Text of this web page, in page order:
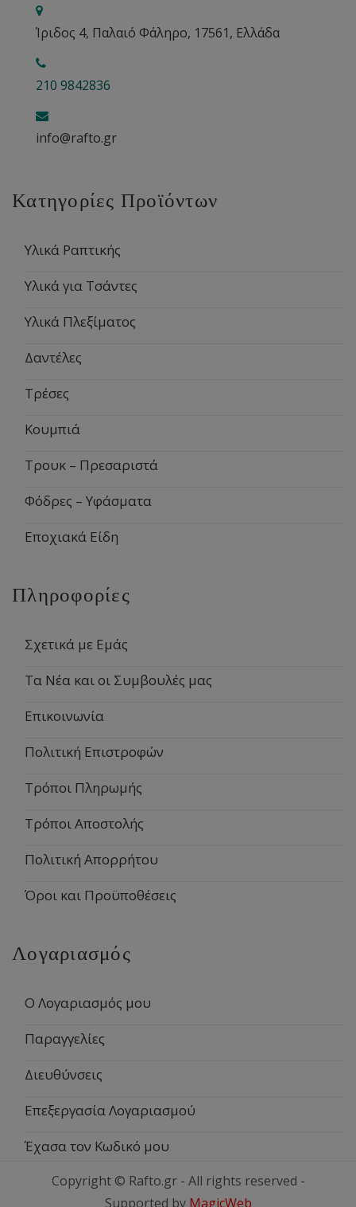
Ίριδος 4, Παλαιό Φάληρο, 17561, Ελλάδα
210 9842836
info@rafto.gr
Κατηγορίες Προϊόντων
Υλικά Ραπτικής
Υλικά για Τσάντες
Υλικά Πλεξίματος
Δαντέλες
Τρέσες
Κουμπιά
Τρουκ – Πρεσαριστά
Φόδρες – Υφάσματα
Εποχιακά Είδη
Πληροφορίες
Σχετικά με Εμάς
Τα Νέα και οι Συμβουλές μας
Επικοινωνία
Πολιτική Επιστροφών
Τρόποι Πληρωμής
Τρόποι Αποστολής
Πολιτική Απορρήτου
Όροι και Προϋποθέσεις
Λογαριασμός
Ο Λογαριασμός μου
Παραγγελίες
Διευθύνσεις
Επεξεργασία Λογαριασμού
Έχασα τον Κωδικό μου
Copyright © Rafto.gr - All rights reserved -
Supported by MagicWeb